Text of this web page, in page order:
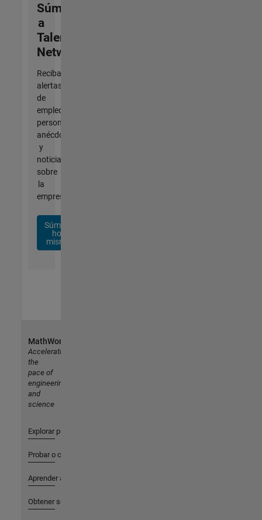
Súmese
a
Talent
Network
Reciba
alertas
de
empleo
personalizadas,
anécdotas
y
noticias
sobre
la
empresa.
Súmese
hoy
mismo
MathWorks
Accelerating
the
pace of
engineering
and
science
Explorar productos
Probar o comprar
Aprender a utilizar
Obtener soporte